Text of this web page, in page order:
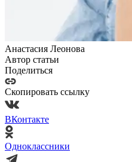
Анастасия Леонова
Автор статьи
Поделиться
Скопировать ссылку
ВКонтакте
Одноклассники